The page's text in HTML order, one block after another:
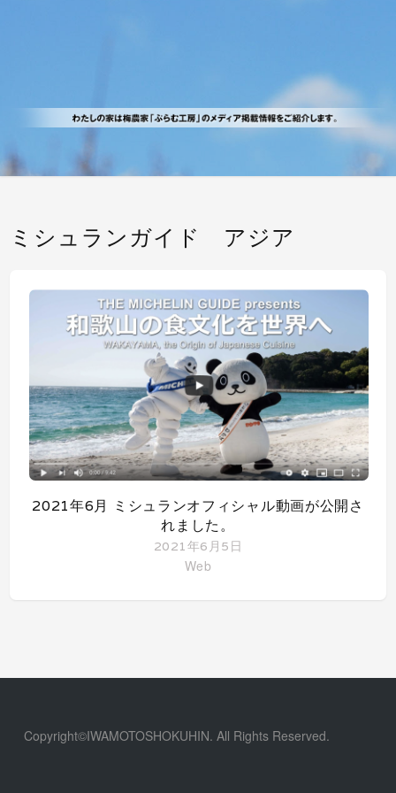
ミシュランガイド アジア
2021年6月 ミシュランオフィシャル動画が公開さ
れました。
2021年6月5日
Web
Copyright©IWAMOTOSHOKUHIN. All Rights Reserved.